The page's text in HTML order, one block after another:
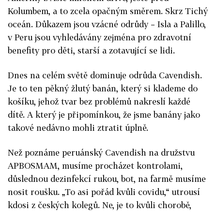
Kolumbem, a to zcela opačným směrem. Skrz Tichý
oceán. Důkazem jsou vzácné odrůdy – Isla a Palillo,
v Peru jsou vyhledávány zejména pro zdravotní
benefity pro děti, starší a zotavující se lidi.
Dnes na celém světě dominuje odrůda Cavendish.
Je to ten pěkný žlutý banán, který si klademe do
košíku, jehož tvar bez problémů nakreslí každé
dítě. A který je připomínkou, že jsme banány jako
takové nedávno mohli ztratit úplně.
Než poznáme peruánský Cavendish na družstvu
APBOSMAM, musíme procházet kontrolami,
důslednou dezinfekcí rukou, bot, na farmě musíme
nosit roušku. „To asi pořád kvůli covidu,“ utrousí
kdosi z českých kolegů. Ne, je to kvůli chorobě,